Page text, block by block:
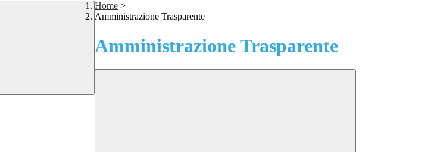
Home >
Amministrazione Trasparente
Amministrazione Trasparente